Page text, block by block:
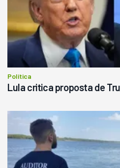
Política
Lula critica proposta de